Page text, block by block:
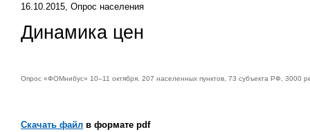
16.10.2015, Опрос населения
Динамика цен
Опрос «ФОМнибус» 10–11 октября. 207 населенных пунктов, 73 субъекта РФ, 3000
Скачать файл в формате pdf